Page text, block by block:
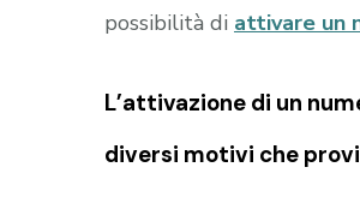
possibilità di attivare un
L’attivazione di un
diversi motivi che